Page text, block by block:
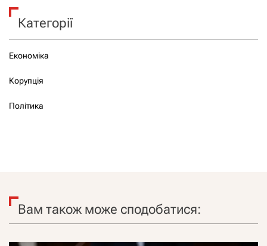
Категорії
Економіка
Корупція
Політика
Вам також може сподобатися: